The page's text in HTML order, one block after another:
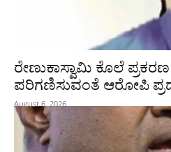
ರೇಣುಕಾಸ್ವಾಮಿ ಕೊಲೆ
ಪರಿಗಣಿಸುವಂತೆ ಆರೋಪಿ
August 6, 2026